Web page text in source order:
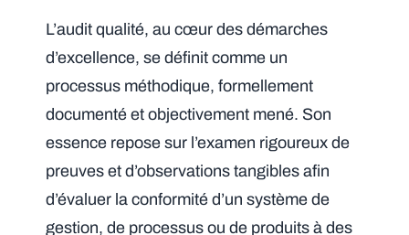
L’audit qualité, au cœur des démarches
d’excellence, se définit comme un
processus méthodique, formellement
documenté et objectivement mené. Son
essence repose sur l’examen rigoureux de
preuves et d’observations tangibles afin
d’évaluer la conformité d’un système de
gestion, de processus ou de produits à des